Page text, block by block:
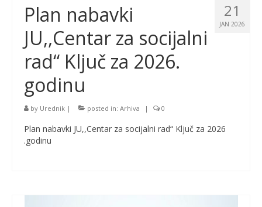
21
JAN 2026
Plan nabavki
JU,,Centar za socijalni
rad“ Ključ za 2026.
godinu
by Urednik | posted in: Arhiva | 0
Plan nabavki JU,,Centar za socijalni rad“ Ključ za 2026
.godinu